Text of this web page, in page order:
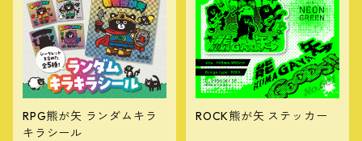
RPG熊が矢 ランダムキラ
キラシール
ROCK熊が矢 ステッカー